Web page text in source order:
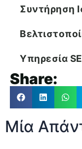
Συντήρηση
Υπηρεσία
Share:
Μία